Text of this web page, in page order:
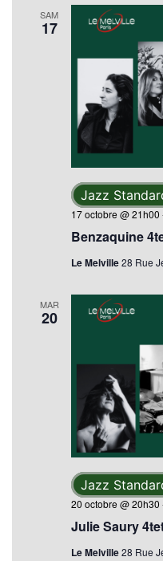
SAM
17
Benzaquine
17 octobre @ 21h00
Jazz
Le Melville28 Rue
MAR
20
Julie Saury
20 octobre @ 20h30
Jazz
Le Melville28 Rue